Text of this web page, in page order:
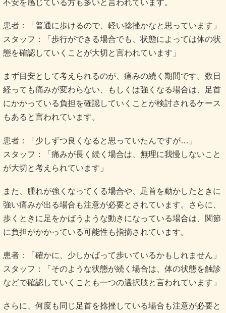
にかかっている負担を確認していくことが検討されるケース
もあると言われています。
患者：「少しずつ良くなると思っていたんですが…」
スタッフ：「痛みが長く続く場合は、無理に我慢しないこと
が大切と考えられています」
また、腫れが強くなってくる場合や、足首を動かしたときに
強い痛みが出る場合も注意が必要とされています。さらに、
歩くときに足をかばうような動きになっている場合は、関節
に負担がかかっている可能性も指摘されています。
患者：「確かに、少しかばって歩いているかもしれません」
スタッフ：「そのような状態が続く場合は、体の状態を触診
などで確認していくことも一つの選択肢と言われています」
さらに、何度も同じ足首を捻挫している場合も注意が必要と
考えられています。関節の安定性が低下している可能性があ
るため、負担のかかり方を見直すことが大切と言われていま
す。
このように、歩ける捻挫でも体の状態を丁寧に確認していく
ことが安心につながると考えられています。
#捻挫歩けるけど痛い目安 #足首捻挫相談タイミング #捻挫の